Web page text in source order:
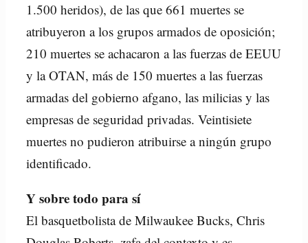
1.500 heridos), de las que 661 muertes se
atribuyeron a los grupos armados de oposición;
210 muertes se achacaron a las fuerzas de EEUU
y la OTAN, más de 150 muertes a las fuerzas
armadas del gobierno afgano, las milicias y las
empresas de seguridad privadas. Veintisiete
muertes no pudieron atribuirse a ningún grupo
identificado.
Y sobre todo para sí
El basquetbolista de Milwaukee Bucks, Chris